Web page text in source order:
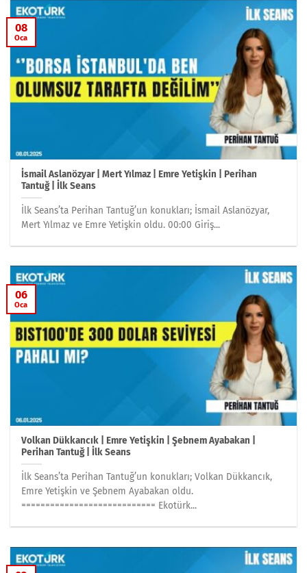
İsmail Aslanözyar | Mert Yılmaz | Emre Yetişkin | Perihan
Tantuğ | İlk Seans
İlk Seans’ta Perihan Tantuğ’un konukları; İsmail Aslanözyar,
Mert Yılmaz ve Emre Yetişkin oldu. 00:00 Giriş...
08
Oca
Volkan Dükkancık | Emre Yetişkin | Şebnem Ayabakan |
Perihan Tantuğ | İlk Seans
İlk Seans’ta Perihan Tantuğ’un konukları; Volkan Dükkancık,
Emre Yetişkin ve Şebnem Ayabakan oldu.
============================ Ekotürk...
06
Oca